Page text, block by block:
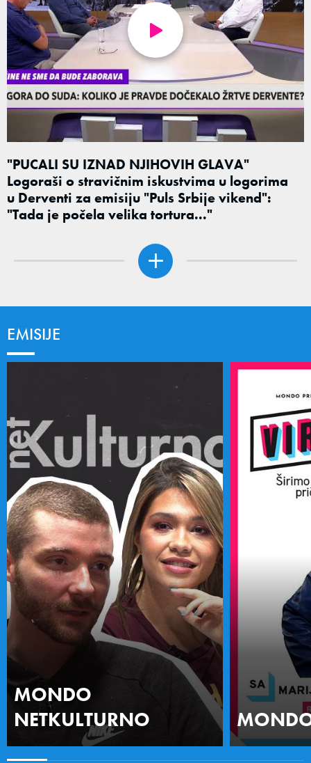
"PUCALI SU IZNAD NJIHOVIH GLAVA"
Logoraši o stravičnim iskustvima u logorima
u Derventi za emisiju "Puls Srbije vikend":
"Tada je počela velika tortura..."
EMISIJE
MONDO
NETKULTURNO